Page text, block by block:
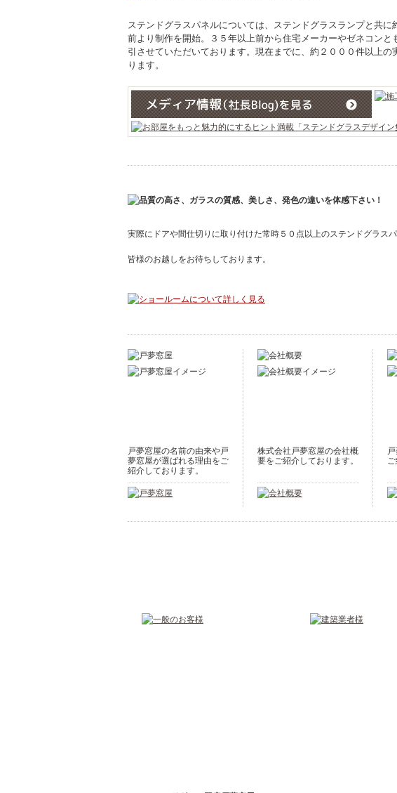
ステンドグラスパネルについては、ステンドグラスランプと共に
前より制作を開始。３５年以上前から住宅メーカーやゼネコンと
引させていただいております。現在までに、約２０００件以上の
ります。
実際にドアや間仕切りに取り付けた常時５０点以上のステンドグラス
皆様のお越しをお待ちしております。
戸夢窓屋の名前の由来や戸
夢窓屋が選ばれる理由をご
紹介しております。
株式会社戸夢窓屋の会社概
要をご紹介しております。